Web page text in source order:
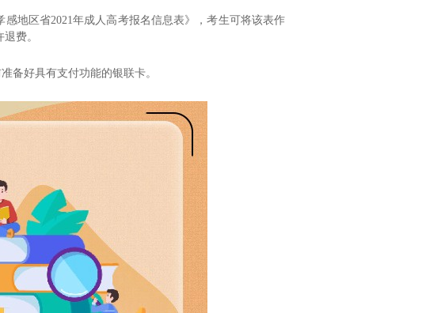
感地区省2021年成人高考报名信息表》，考生可将该表作
费。
备好具有支付功能的银联卡。